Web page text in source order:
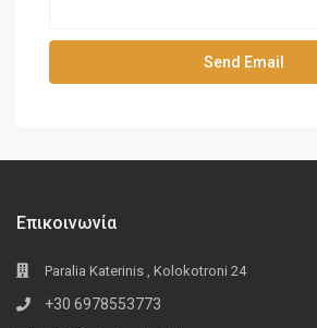
Επικοινωνία
Paralia Katerinis , Kolokotroni 24
+30 6978553773